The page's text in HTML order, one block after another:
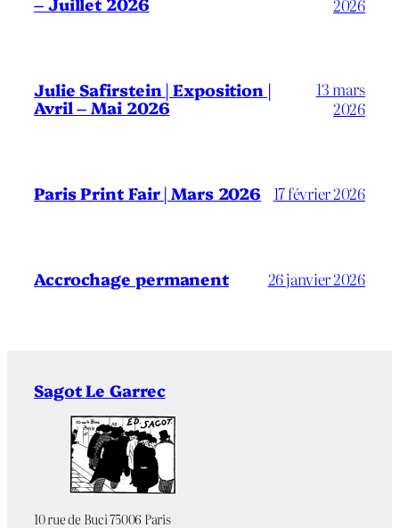
2026
Julie Safirstein | Exposition |
Avril – Mai 2026
13 mars
2026
Paris Print Fair | Mars 2026 17 février 2026
Accrochage permanent 26 janvier 2026
Sagot Le Garrec
10 rue de Buci 75006 Paris